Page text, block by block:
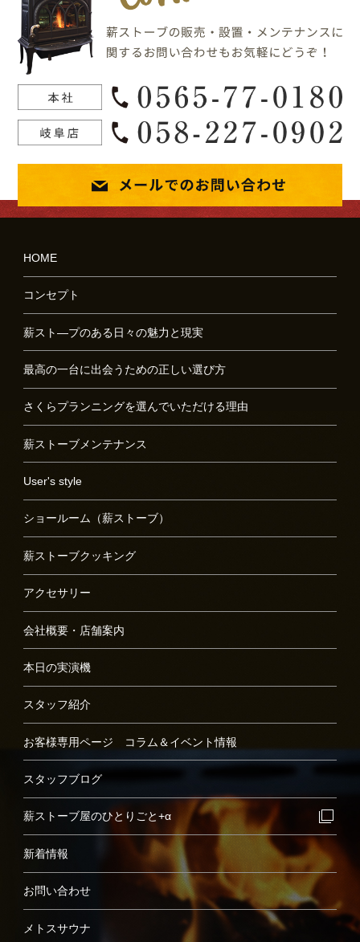
HOME
コンセプト
薪スト―プのある日々の魅力と現実
最高の一台に出会うための正しい選び方
さくらプランニングを選んでいただける理由
薪ストーブメンテナンス
User's style
ショールーム（薪ストーブ）
薪ストーブクッキング
アクセサリー
会社概要・店舗案内
本日の実演機
スタッフ紹介
お客様専用ページ コラム＆イベント情報
スタッフブログ
薪ストーブ屋のひとりごと+α
新着情報
お問い合わせ
メトスサウナ